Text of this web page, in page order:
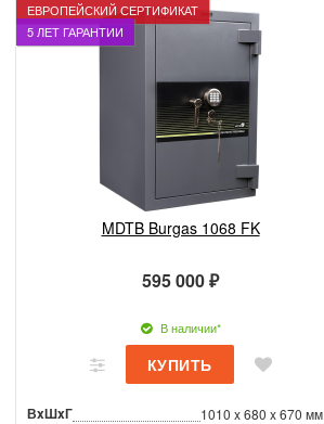
ЕВРОПЕЙСКИЙ СЕРТИФИКАТ
5 ЛЕТ ГАРАНТИИ
MDTB Burgas 1068 FK
595 000 ₽
В наличии*
ВxШxГ 1010 x 680 x 670 мм